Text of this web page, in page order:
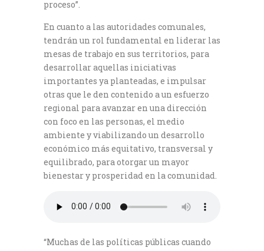
proceso”.
En cuanto a las autoridades comunales,
tendrán un rol fundamental en liderar las
mesas de trabajo en sus territorios, para
desarrollar aquellas iniciativas
importantes ya planteadas, e impulsar
otras que le den contenido a un esfuerzo
regional para avanzar en una dirección
con foco en las personas, el medio
ambiente y viabilizando un desarrollo
económico más equitativo, transversal y
equilibrado, para otorgar un mayor
bienestar y prosperidad en la comunidad.
“Muchas de las políticas públicas cuando